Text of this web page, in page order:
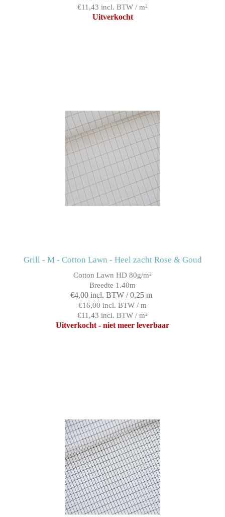
€11,43 incl. BTW / m²
Uitverkocht
Grill - M - Cotton Lawn - Heel zacht Rose & Goud
Cotton Lawn HD 80g/m²
Breedte 1.40m
€4,00 incl. BTW / 0,25 m
€16,00 incl. BTW / m
€11,43 incl. BTW / m²
Uitverkocht - niet meer leverbaar